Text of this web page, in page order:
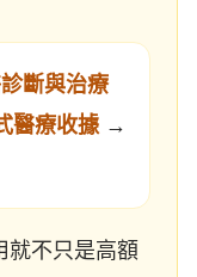
斷與治療
醫療收據 →
就不只是高額